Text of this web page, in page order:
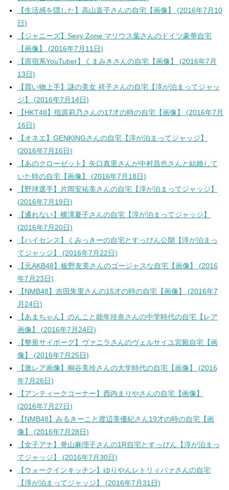
【生活感を隠した】高山直子さんの自宅【画像】 (2016年7月10
日)
【ジャニーズ】Sexy Zone マリウス葉さんのドイツ豪華自宅
【画像】 (2016年7月11日)
【原宿系YouTuber】くまみきさんの自宅【画像】 (2016年7月
13日)
【買い物上手】謎の美女 祥子さんの自宅【淳が泊まってジャッ
ジ】 (2016年7月14日)
【HKT48】指原莉乃さんの17才の時の自宅【画像】 (2016年7月
16日)
【オネエ】GENKINGさんの自宅【淳が泊まってジャッジ】
(2016年7月16日)
【あのクローゼット】矢口真里さんが中村昌也さんと結婚して
いた時の自宅【画像】 (2016年7月18日)
【野球選手】片岡安祐美さんの自宅【淳が泊まってジャッジ】
(2016年7月19日)
【通れない】横澤夏子さんの自宅【淳が泊まってジャッジ】
(2016年7月20日)
【ハイセンス】くみっきーの自宅とすっぴん公開【淳が泊まっ
てジャッジ】 (2016年7月22日)
【元AKB48】板野友美さんのゴージャスな自宅【画像】 (2016
年7月23日)
【NMB48】吉田朱里さんの15才の時の自宅【画像】 (2016年7
月24日)
【あまちゃん】のんこと能年玲奈さんの中学時代の自宅【レア
画像】 (2016年7月24日)
【整形サイボーグ】ヴァニラさんのヴェルサイユ宮殿自宅【画
像】 (2016年7月25日)
【激レア画像】桐谷美玲さんの大学時代の自宅【画像】 (2016
年7月26日)
【アンティークコーナー】西内まりやさんの自宅【画像】
(2016年7月27日)
【NMB48】みるきーこと渡辺美優紀さん19才の時の自宅【画
像】 (2016年7月28日)
【女子アナ】脊山麻理子さんの1R自宅とすっぴん【淳が泊まっ
てジャッジ】 (2016年7月30日)
【ウォークインキッチン】ゆりやんレトリィバァさんの自宅
【淳が泊まってジャッジ】 (2016年7月31日)